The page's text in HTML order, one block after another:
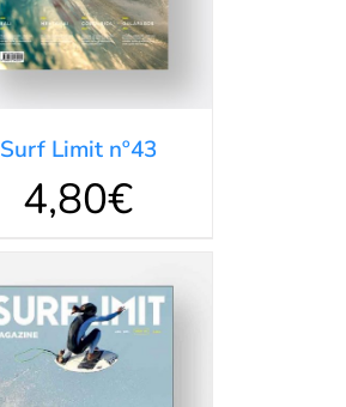
Surf Limit nº43
4,80€